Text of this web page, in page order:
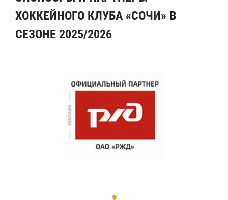
ХОККЕЙНОГО КЛУБА «СОЧИ» В
СЕЗОНЕ 2025/2026